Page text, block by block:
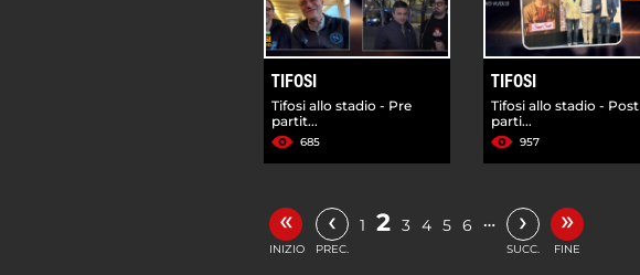
TIFOSI
Tifosi allo stadio - Pre
partit...
685
TIFOSI
Tifosi allo stadio - Post
parti...
957
«
INIZIO
‹
PREC.
1 2 3 4 5 6 … ›
SUCC.
»
FINE